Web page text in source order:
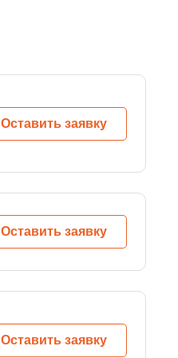
Оставить заявку
Оставить заявку
Оставить заявку